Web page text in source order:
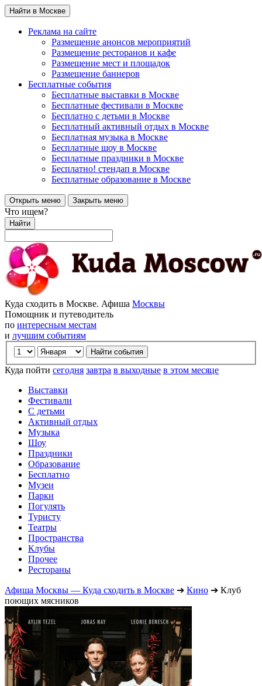
Найти в Москве
Реклама на сайте
Размещение анонсов мероприятий
Размещение ресторанов и кафе
Размещение мест и площадок
Размещение баннеров
Бесплатные события
Бесплатные выставки в Москве
Бесплатные фестивали в Москве
Бесплатно с детьми в Москве
Бесплатный активный отдых в Москве
Бесплатная музыка в Москве
Бесплатные шоу в Москве
Бесплатные праздники в Москве
Бесплатно! стендап в Москве
Бесплатные образование в Москве
Открыть меню Закрыть меню
Что ищем?
Найти
Куда сходить в Москве. Афиша Москвы
Помощник и путеводитель
по интересным местам
и лучшим событиям
Куда пойти сегодня завтра в выходные в этом месяце
Выставки
Фестивали
С детьми
Активный отдых
Музыка
Шоу
Праздники
Образование
Бесплатно
Музеи
Парки
Погулять
Туристу
Театры
Пространства
Клубы
Прочее
Рестораны
Афиша Москвы — Куда сходить в Москве ➔ Кино ➔ Клуб
поющих мясников